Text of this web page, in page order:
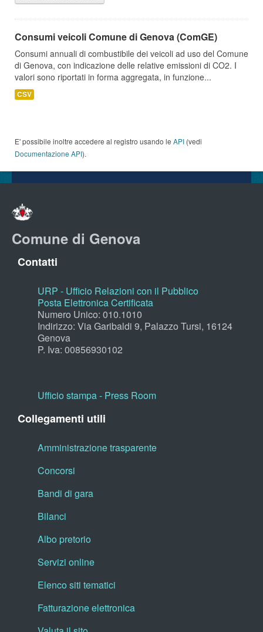
Consumi veicoli Comune di Genova (ComGE)
Consumi annuali di combustibile dei veicoli ad uso del Comune
di Genova, con indicazione delle relative emissioni di CO2. I
valori sono riportati in forma aggregata, in funzione...
CSV
E' possibile inoltre accedere al registro usando le API (vedi
Documentazione API).
Comune di Genova
Contatti
URP - Ufficio Relazioni con il Pubblico
Posta Elettronica Certificata
Numero Unico: 010.1010
Indirizzo: Via Garibaldi 9, Palazzo Tursi, 16124
Genova
P. Iva: 00856930102
Ufficio stampa - Press Room
Collegamenti utili
Amministrazione trasparente
Concorsi
Bandi di gara
Bilanci
Albo pretorio
Servizi online
Elenco siti tematici
Fatturazione elettronica